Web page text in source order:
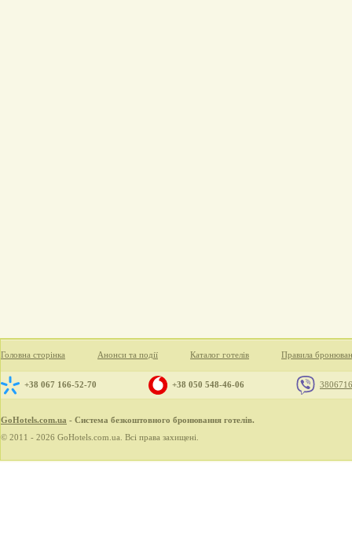
Головна сторінка Анонси та події Каталог готелів Правила
+38 067 166-52-70 +38 050 548-46-06
GoHotels.com.ua - Система безкоштовного бронювання готелів.
© 2011 - 2026 GoHotels.com.ua. Всі права захищені.